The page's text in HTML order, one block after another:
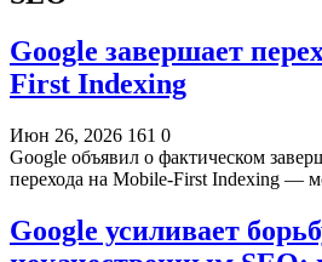
Google завершает
First Indexing
Июн 26, 2026 161 0
Google объявил о фактическом
перехода на Mobile-First Indexing —
Google усиливает